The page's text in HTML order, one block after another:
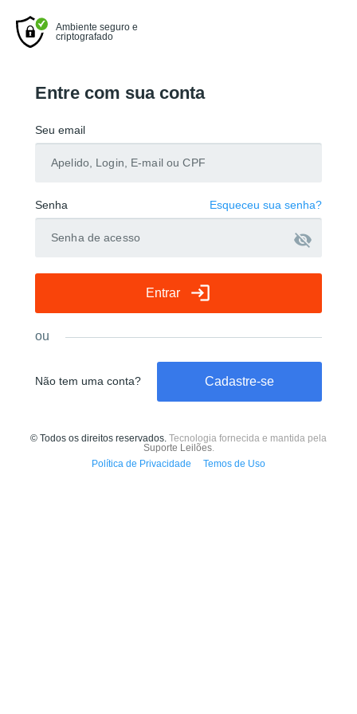
Ambiente seguro e
criptografado
Entre com sua conta
Seu email
Senha Esqueceu sua senha?
visibility_off
Entrar login
ou
Não tem uma conta? Cadastre-se
© Todos os direitos reservados. Tecnologia fornecida e mantida pela
Suporte Leilões.
Política de Privacidade
Temos de Uso